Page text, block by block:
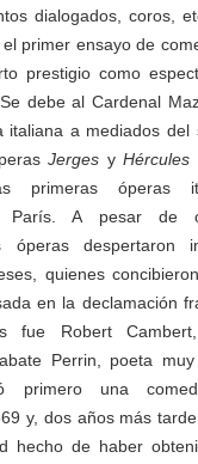
dialogados, coros,
primer ensayo de
prestigio como
debe al Cardenal
italiana a mediados
Jerges yHércules
primeras óperas
París. A pesar de
óperas despertaron
quienes
en la declamación
fue Robert
Perrin, poeta
primero una
y, dos años más
hecho de haber